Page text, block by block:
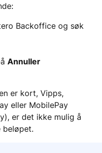
Backoffice og søk
Annuller
er kort, Vipps,
eller MobilePay
er det ikke mulig å
beløpet.